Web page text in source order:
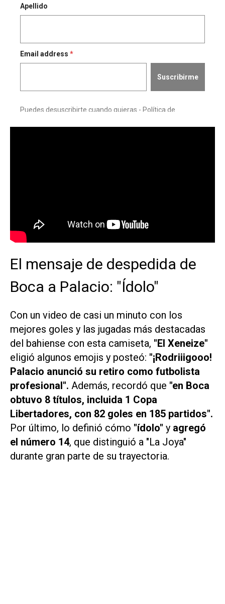
El mensaje de despedida de
Boca a Palacio: "Ídolo"
Con un video de casi un minuto con los
mejores goles y las jugadas más destacadas
del bahiense con esta camiseta, "El Xeneize"
eligió algunos emojis y posteó: "¡Rodriiigooo!
Palacio anunció su retiro como futbolista
profesional". Además, recordó que "en Boca
obtuvo 8 títulos, incluida 1 Copa
Libertadores, con 82 goles en 185 partidos".
Por último, lo definió cómo "ídolo" y agregó
el número 14, que distinguió a "La Joya"
durante gran parte de su trayectoria.